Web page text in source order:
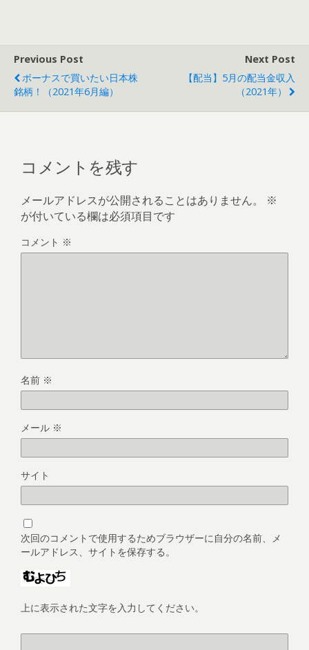
Previous Post
ボーナスで買いたい日本株
銘柄！（2021年6月編）
Next Post
【配当】5月の配当金収入
（2021年）
コメントを残す
メールアドレスが公開されることはありません。
※
が付いている欄は必須項目です
コメント ※
名前 ※
メール ※
サイト
次回のコメントで使用するためブラウザーに自分の名前、メ
ールアドレス、サイトを保存する。
上に表示された文字を入力してください。